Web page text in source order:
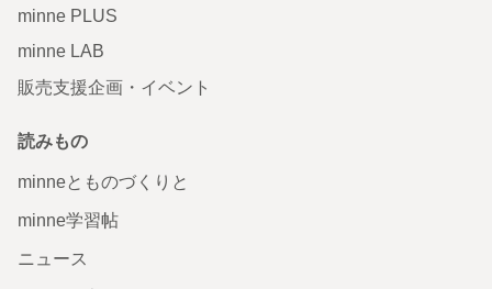
minne PLUS
minne LAB
販売支援企画・イベント
読みもの
minneとものづくりと
minne学習帖
ニュース